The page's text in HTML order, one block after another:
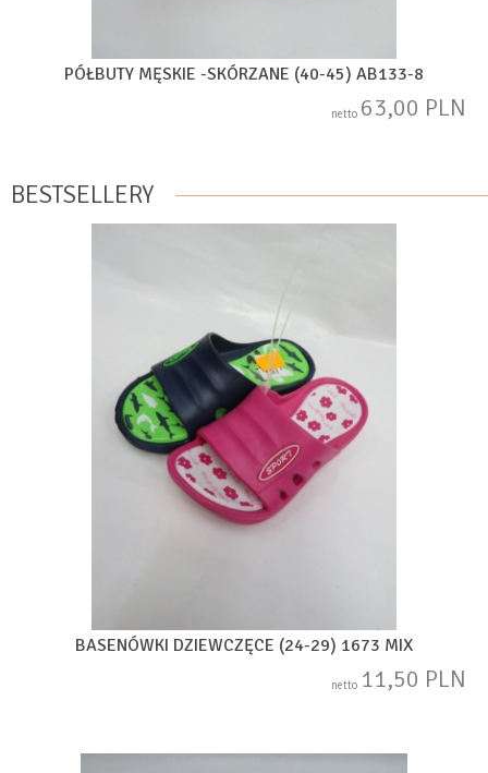
PÓŁBUTY MĘSKIE -SKÓRZANE (40-45) AB133-8
netto 63,00 PLN
BESTSELLERY
BASENÓWKI DZIEWCZĘCE (24-29) 1673 MIX
netto 11,50 PLN